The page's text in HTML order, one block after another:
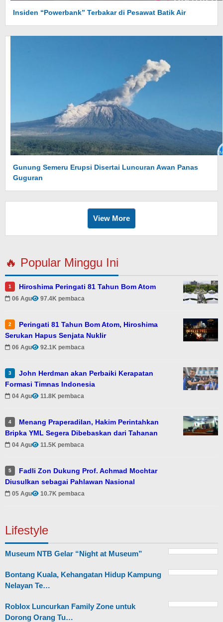
Insiden “Powerbank” Terbakar di Pesawat Batik Air
Gunung Semeru Erupsi Disertai Luncuran Awan Panas
Guguran
View More
🔥 Popular Minggu Ini
1 Hiroshima Peringati 81 Tahun Bom Atom
06 Agu 97.4K pembaca
2
Peringati 81 Tahun Bom Atom, Hiroshima
Serukan Hapus Senjata Nuklir
06 Agu 92.1K pembaca
3
John Herdman akan Perbaiki Kerapatan
Formasi Timnas Indonesia
04 Agu 11.8K pembaca
4
Menang Praperadilan, Hakim Perintahkan
Bripka YML Segera Dibebaskan dari Tahanan
04 Agu 11.5K pembaca
5
Fadli Zon Dukung Prof. Achmad Mochtar
Diusulkan sebagai Pahlawan Nasional
05 Agu 10.7K pembaca
Lifestyle
Museum NTB Gelar “Night at Museum”
Bontang Kuala, Kehangatan Hidup Kampung
Nelayan Te…
Roblox Luncurkan Family Zone untuk
Dorong Orang Tu…